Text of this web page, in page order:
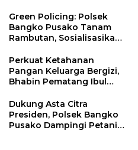
Imam Syahroni
Green Policing: Polsek
Bangko Pusako Tanam
Rambutan, Sosialisasikan
Kapolda Riau
Perkuat Ketahanan
Pangan Keluarga Bergizi,
Bhabin Pematang Ibul
Warga
Dukung Asta Citra
Presiden, Polsek Bangko
Pusako Dampingi Petani